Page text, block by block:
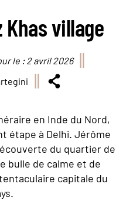
Khas village
le : 2 avril 2026
en Inde du Nord,
étape à Delhi. Jérôme
du quartier de
bulle de calme et de
capitale du